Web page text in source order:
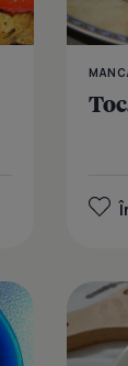
Mancarica de